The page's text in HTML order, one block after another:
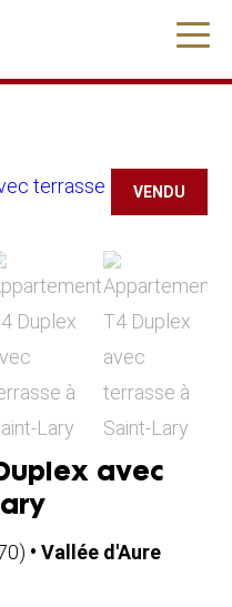
VENDU
avec
• Vallée d'Aure